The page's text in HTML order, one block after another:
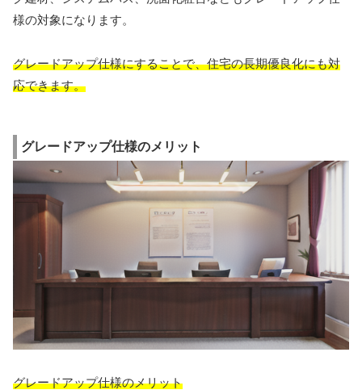
様の対象になります。
グレードアップ仕様にすることで、住宅の長期優良化にも対
応できます。
グレードアップ仕様のメリット
グレードアップ仕様のメリット